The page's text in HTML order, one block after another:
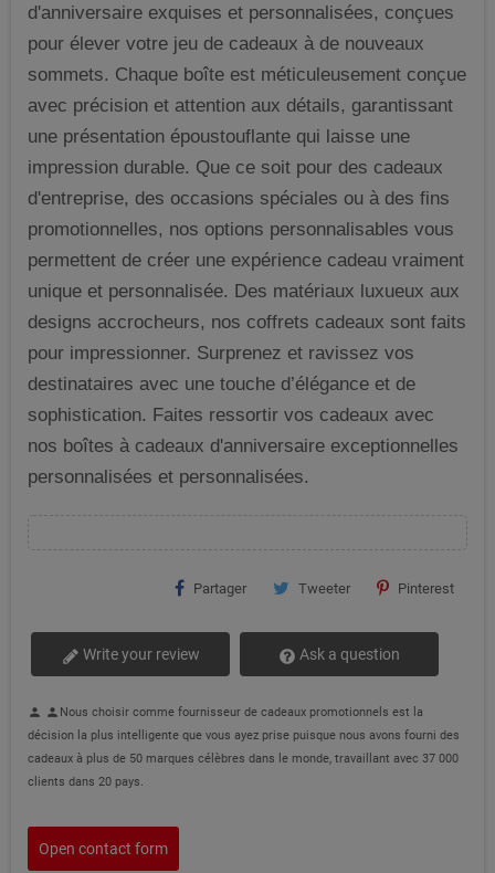
d'anniversaire exquises et personnalisées, conçues
pour élever votre jeu de cadeaux à de nouveaux
sommets. Chaque boîte est méticuleusement conçue
avec précision et attention aux détails, garantissant
une présentation époustouflante qui laisse une
impression durable. Que ce soit pour des cadeaux
d'entreprise, des occasions spéciales ou à des fins
promotionnelles, nos options personnalisables vous
permettent de créer une expérience cadeau vraiment
unique et personnalisée. Des matériaux luxueux aux
designs accrocheurs, nos coffrets cadeaux sont faits
pour impressionner. Surprenez et ravissez vos
destinataires avec une touche d’élégance et de
sophistication. Faites ressortir vos cadeaux avec
nos boîtes à cadeaux d'anniversaire exceptionnelles
personnalisées et personnalisées.
Partager Tweeter Pinterest
Write your review Ask a question
person personNous choisir comme fournisseur de cadeaux promotionnels est la
décision la plus intelligente que vous ayez prise puisque nous avons fourni des
cadeaux à plus de 50 marques célèbres dans le monde, travaillant avec 37 000
clients dans 20 pays.
Open contact form